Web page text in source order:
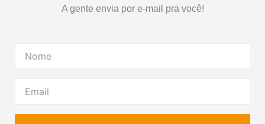
A gente envia por e-mail pra você!